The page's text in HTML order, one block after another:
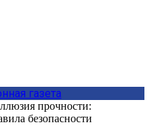
газета
прочности:
безопасности